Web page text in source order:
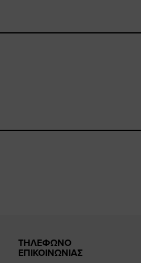
ΤΗΛΕΦΩΝΟ
ΕΠΙΚΟΙΝΩΝΙΑΣ